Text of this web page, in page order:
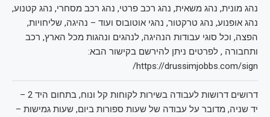
נהג מונית, נהג משאית, נהג רכב פרטי, נהג רכב מסחרי, נהג קטנוע,
נהג אופנוע, נהג טרקטור, נהגי אוטובוס ועוד – נהיגה, שליחויות,
הפצה, וכל סוגי עבודות הנהיגה, לנהגים ונהגות מכל הארץ, רכב
ותחבורה , לפרטים ניתן להירשם בקישור הבא:
https://drussimjobbs.com/sign/
דרושים דרושות לעבודה בשירות לקוחות קל ונוח, בתחום היד 2 –
יד שניה, מדובר על עבודה של שעות ספורות ביום, שעות גמישות –